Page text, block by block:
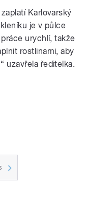
Karlovarský
je v půlce
urychlí, takže
rostlinami, aby
uzavřela ředitelka.